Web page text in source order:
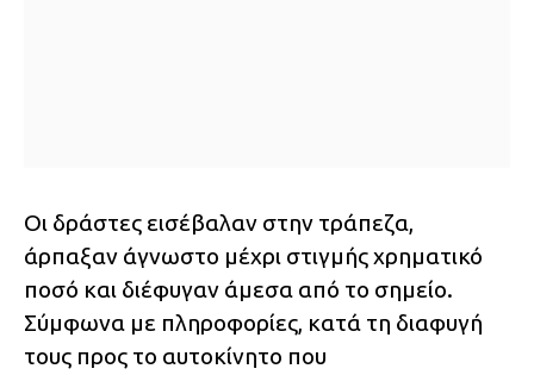
Οι δράστες εισέβαλαν στην τράπεζα,
άρπαξαν άγνωστο μέχρι στιγμής χρηματικό
ποσό και διέφυγαν άμεσα από το σημείο.
Σύμφωνα με πληροφορίες, κατά τη διαφυγή
τους προς το αυτοκίνητο που